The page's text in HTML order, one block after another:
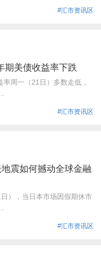
#汇市资讯区
期美债收益率下跌
周一（21日）多数走低，
#汇市资讯区
震如何撼动全球金融
，当日本市场因假期休市
#汇市资讯区